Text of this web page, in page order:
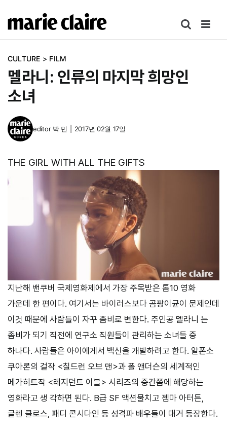
텐
건CULTURE > FILM
멜라니: 인류의 마지막 희망인
소녀
editor 박 민 2017년 02월 17일
THE GIRL WITH ALL THE GIFTS
지난해 밴쿠버 국제영화제에서 가장 주목받은 톱10 영화
가운데 한 편이다. 여기서는 바이러스보다 곰팡이균이 문제인데
이것 때문에 사람들이 자꾸 좀비로 변한다. 주인공 멜라니 는
좀비가 되기 직전에 연구소 직원들이 관리하는 소녀들 중
하나다. 사람들은 아이에게서 백신을 개발하려고 한다. 알폰소
쿠아론의 걸작 <칠드런 오브 맨>과 폴 앤더슨의 세계적인
메가히트작 <레지던트 이블> 시리즈의 중간쯤에 해당하는
영화라고 생 각하면 된다. B급 SF 액션물치고 젬마 아터튼,
글렌 클로스, 패디 콘시다인 등 성격파 배우들이 대거 등장한다.